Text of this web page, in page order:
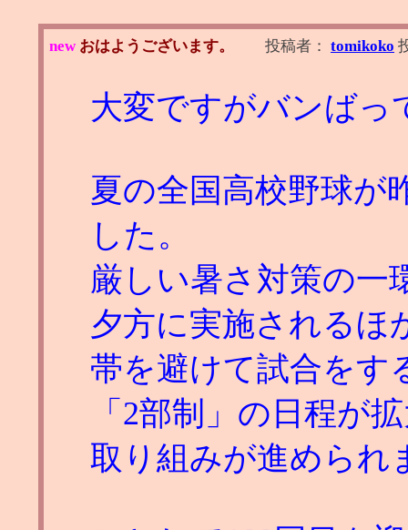
new おはようございます。 投稿者： tomikoko
大変ですがバンばっ
夏の全国高校野球が
した。
厳しい暑さ対策の一
夕方に実施されるほ
帯を避けて試合をす
「2部制」の日程が
取り組みが進められ